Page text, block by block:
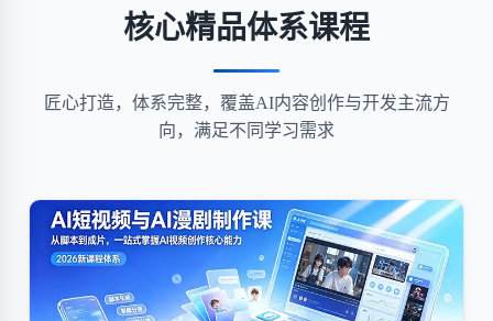
核心精品体系课程
匠心打造，体系完整，覆盖AI内容创作与开发主流方
向，满足不同学习需求